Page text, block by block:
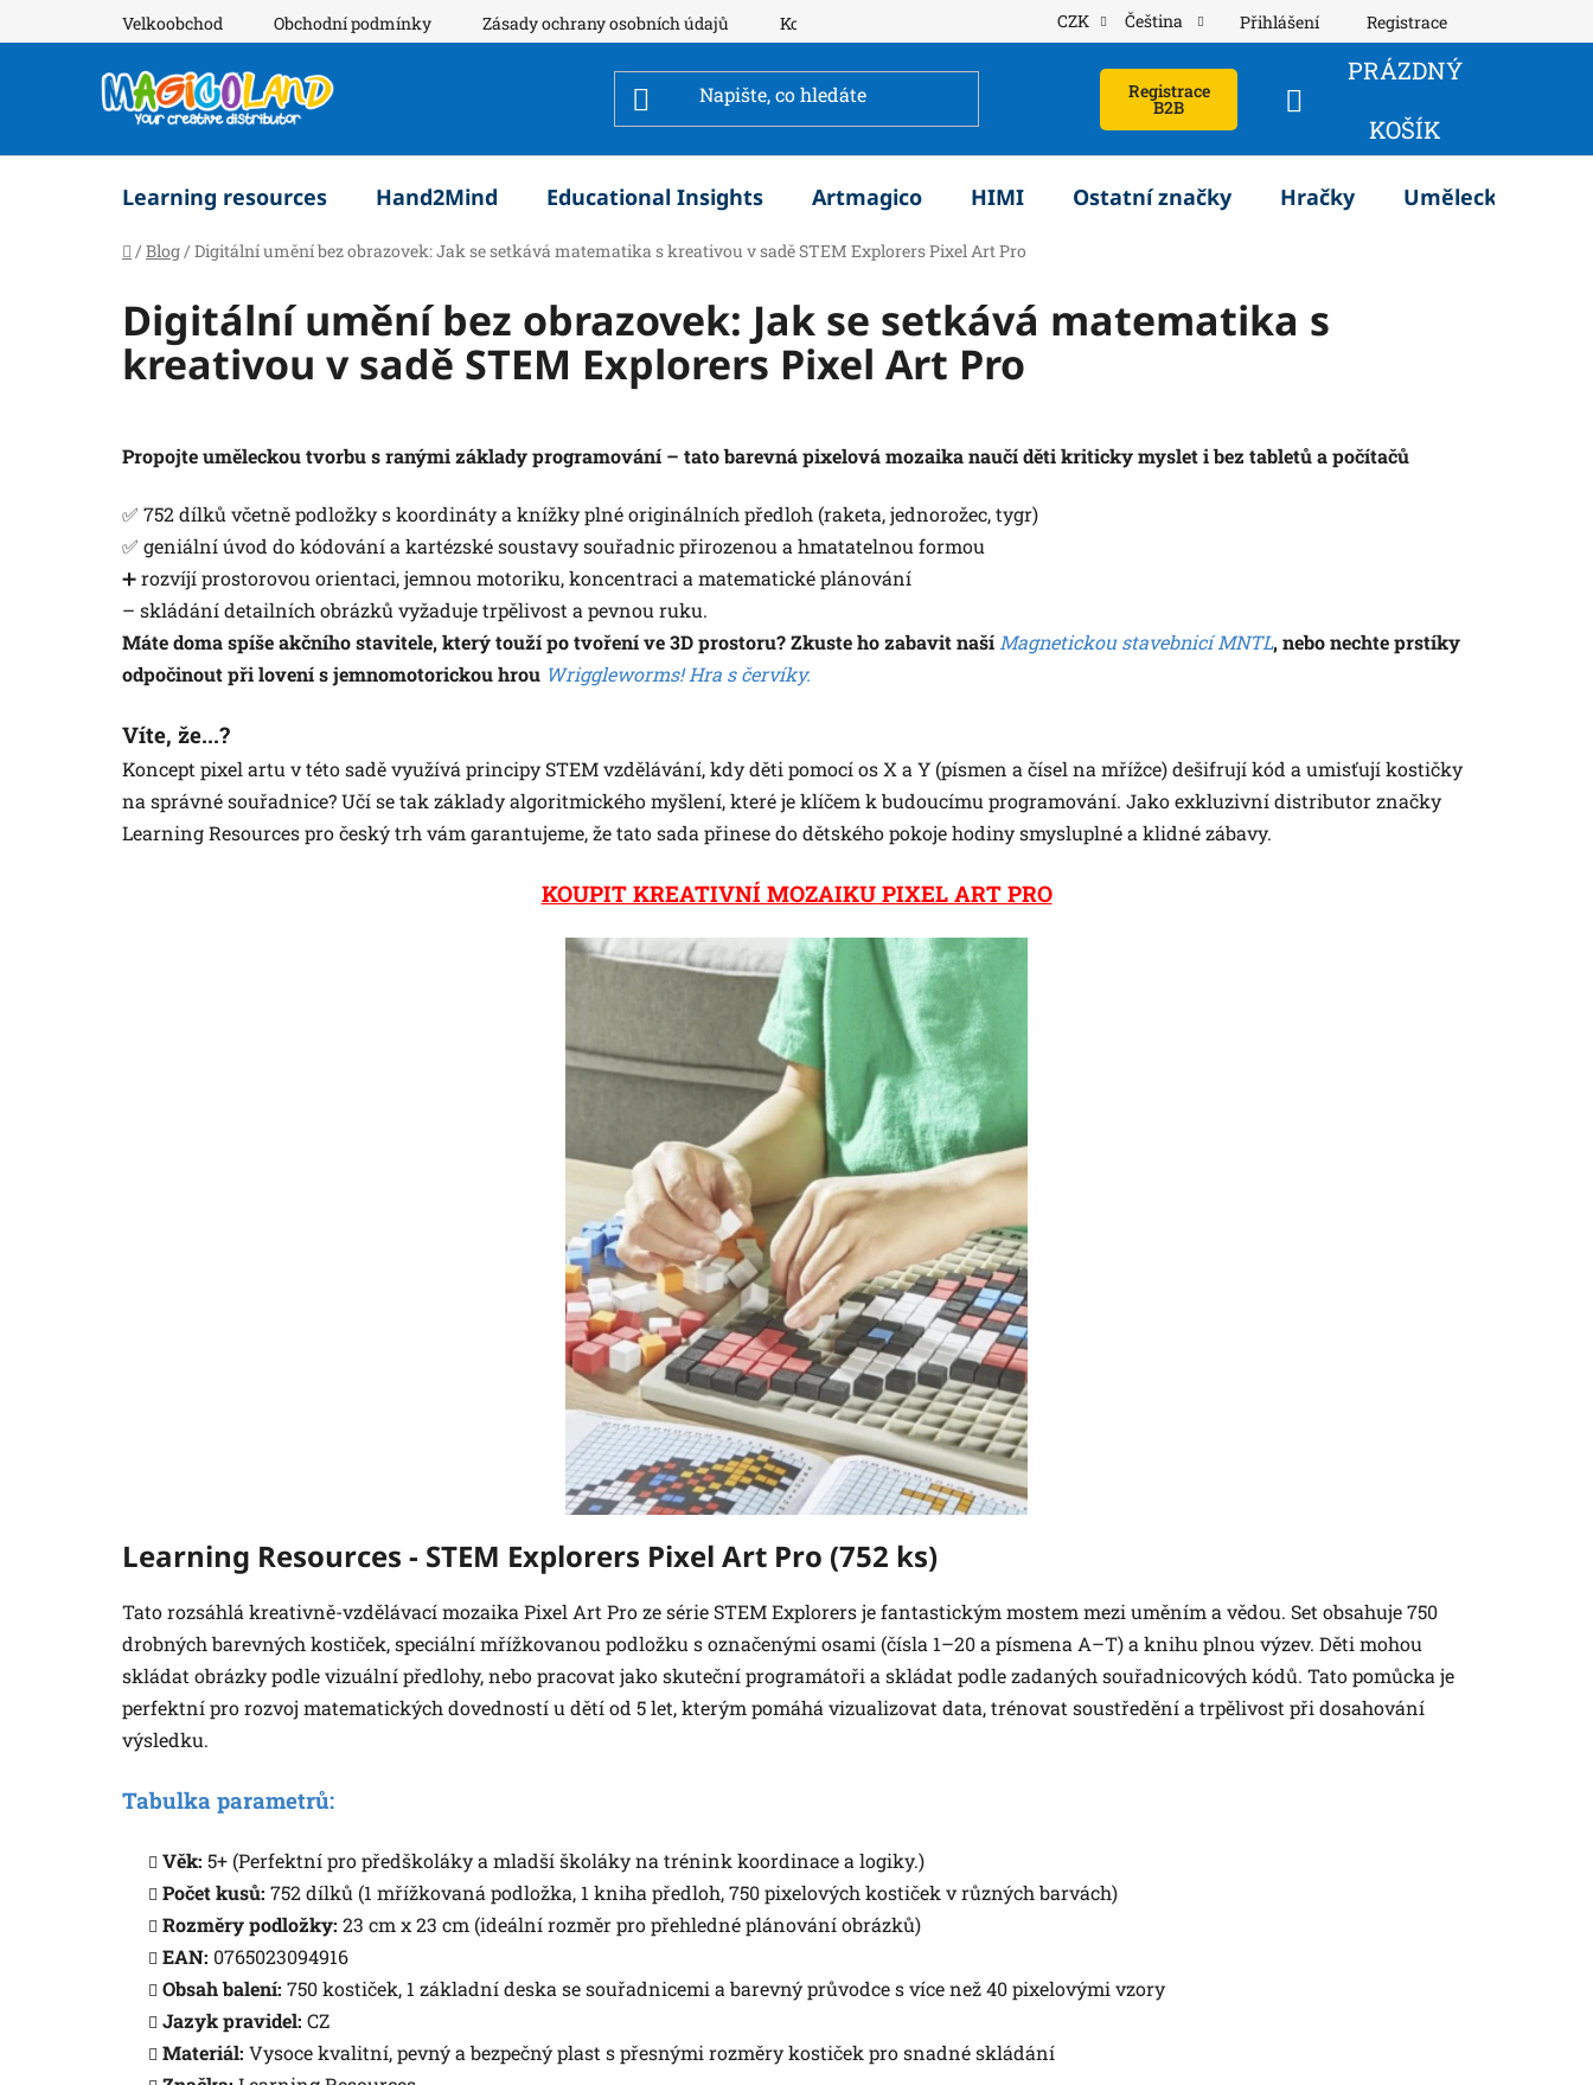
na
Velkoobchod Obchodní podmínky Zásady ochrany osobních údajů Kontakty CZK Čeština Přihlášení Registrace
Registrace
B2B
NÁKUPNÍ
KOŠÍK
PRÁZDNÝ
KOŠÍK
Learning resources Hand2Mind Educational Insights Artmagico HIMI Ostatní značky Hračky Umělecké
Domů
/ Blog / Digitální umění bez obrazovek: Jak se setkává matematika s kreativou v sadě STEM Explorers Pixel Art Pro
Digitální umění bez obrazovek: Jak se setkává matematika s
kreativou v sadě STEM Explorers Pixel Art Pro
Propojte uměleckou tvorbu s ranými základy programování – tato barevná pixelová mozaika naučí děti kriticky myslet i bez tabletů a počítačů
✅ 752 dílků včetně podložky s koordináty a knížky plné originálních předloh (raketa, jednorožec, tygr)
✅ geniální úvod do kódování a kartézské soustavy souřadnic přirozenou a hmatatelnou formou
➕ rozvíjí prostorovou orientaci, jemnou motoriku, koncentraci a matematické plánování
– skládání detailních obrázků vyžaduje trpělivost a pevnou ruku.
Máte doma spíše akčního stavitele, který touží po tvoření ve 3D prostoru? Zkuste ho zabavit naší Magnetickou stavebnicí MNTL, nebo nechte prstíky
odpočinout při lovení s jemnomotorickou hrou Wriggleworms! Hra s červíky.
Víte, že...?
Koncept pixel artu v této sadě využívá principy STEM vzdělávání, kdy děti pomocí os X a Y (písmen a čísel na mřížce) dešifrují kód a umisťují kostičky
na správné souřadnice? Učí se tak základy algoritmického myšlení, které je klíčem k budoucímu programování. Jako exkluzivní distributor značky
Learning Resources pro český trh vám garantujeme, že tato sada přinese do dětského pokoje hodiny smysluplné a klidné zábavy.
KOUPIT KREATIVNÍ MOZAIKU PIXEL ART PRO
Learning Resources - STEM Explorers Pixel Art Pro (752 ks)
Tato rozsáhlá kreativně-vzdělávací mozaika Pixel Art Pro ze série STEM Explorers je fantastickým mostem mezi uměním a vědou. Set obsahuje 750
drobných barevných kostiček, speciální mřížkovanou podložku s označenými osami (čísla 1–20 a písmena A–T) a knihu plnou výzev. Děti mohou
skládat obrázky podle vizuální předlohy, nebo pracovat jako skuteční programátoři a skládat podle zadaných souřadnicových kódů. Tato pomůcka je
perfektní pro rozvoj matematických dovedností u dětí od 5 let, kterým pomáhá vizualizovat data, trénovat soustředění a trpělivost při dosahování
výsledku.
Tabulka parametrů:
Věk: 5+ (Perfektní pro předškoláky a mladší školáky na trénink koordinace a logiky.)
Počet kusů: 752 dílků (1 mřížkovaná podložka, 1 kniha předloh, 750 pixelových kostiček v různých barvách)
Rozměry podložky: 23 cm x 23 cm (ideální rozměr pro přehledné plánování obrázků)
EAN: 0765023094916
Obsah balení: 750 kostiček, 1 základní deska se souřadnicemi a barevný průvodce s více než 40 pixelovými vzory
Jazyk pravidel: CZ
Materiál: Vysoce kvalitní, pevný a bezpečný plast s přesnými rozměry kostiček pro snadné skládání